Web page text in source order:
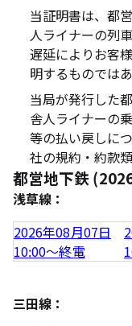
当証明書は、都
人ライナーの列
遅延によりお客
明するものでは
当局が発行した
舎人ライナーの
等の払い戻しに
社の規約・約款
都営地下鉄
浅草線：
2026年08月07日
10:00～終電
三田線：